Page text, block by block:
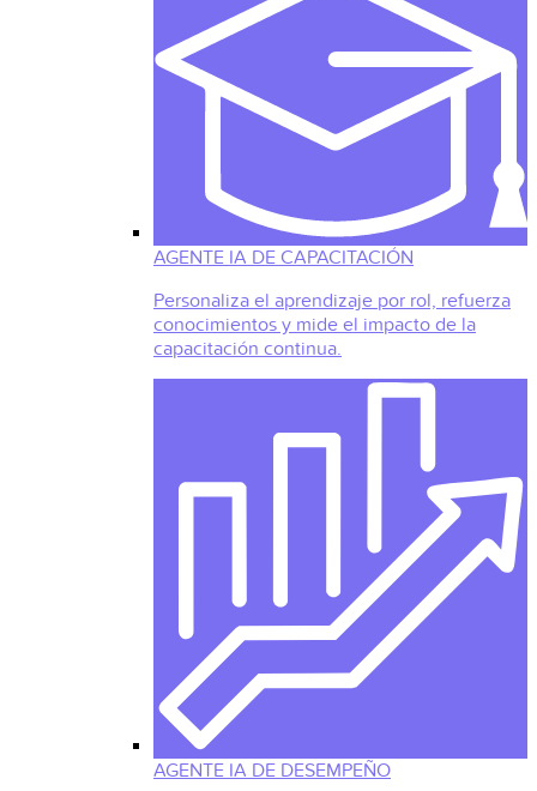
AGENTE IA DE CAPACITACIÓN
Personaliza el aprendizaje por rol, refuerza
conocimientos y mide el impacto de la
capacitación continua.
AGENTE IA DE DESEMPEÑO